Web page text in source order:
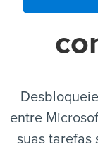
entre
suas tarefas